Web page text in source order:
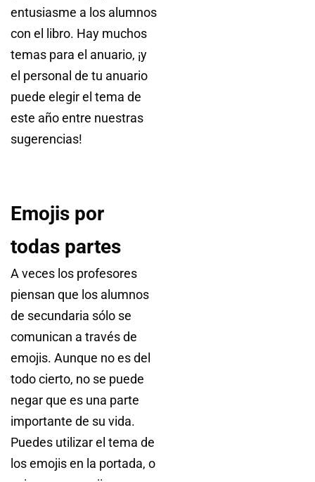
entusiasme a los alumnos
con el libro. Hay muchos
temas para el anuario, ¡y
el personal de tu anuario
puede elegir el tema de
este año entre nuestras
sugerencias!
Emojis por
todas partes
A veces los profesores
piensan que los alumnos
de secundaria sólo se
comunican a través de
emojis. Aunque no es del
todo cierto, no se puede
negar que es una parte
importante de su vida.
Puedes utilizar el tema de
los emojis en la portada, o